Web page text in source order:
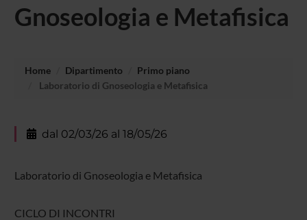
Gnoseologia e Metafisica
Home Dipartimento
Primo piano
Laboratorio di Gnoseologia e Metafisica
dal 02/03/26 al 18/05/26
Laboratorio di Gnoseologia e Metafisica
CICLO DI INCONTRI